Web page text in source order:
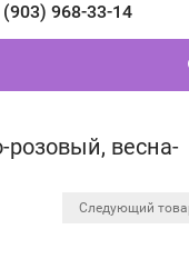
(903) 968-33-14
весна-
Следующий